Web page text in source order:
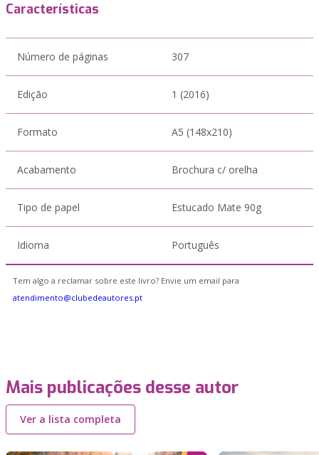
Características
Número de páginas 307
Edição 1 (2016)
Formato A5 (148x210)
Acabamento Brochura c/ orelha
Tipo de papel Estucado Mate 90g
Idioma Português
Tem algo a reclamar sobre este livro? Envie um email para
atendimento@clubedeautores.pt
Mais publicações desse autor
Ver a lista completa